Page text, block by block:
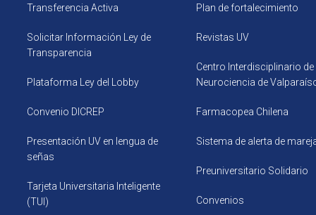
Transferencia Activa
Solicitar Información Ley de
Transparencia
Plataforma Ley del Lobby
Convenio DICREP
Presentación UV en lengua de
señas
Tarjeta Universitaria Inteligente
(TUI)
Plan de fortalecimiento
Revistas UV
Centro Interdisciplinario de
Neurociencia de
Farmacopea Chilena
Sistema de alerta de
Preuniversitario Solidario
Convenios